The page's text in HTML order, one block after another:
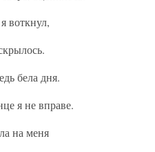
воткнул,
бела дня.
я не вправе.
на меня